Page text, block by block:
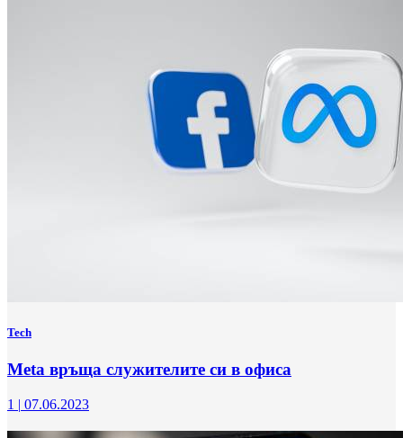
Tech
Meta връща служителите си в офиса
1 | 07.06.2023